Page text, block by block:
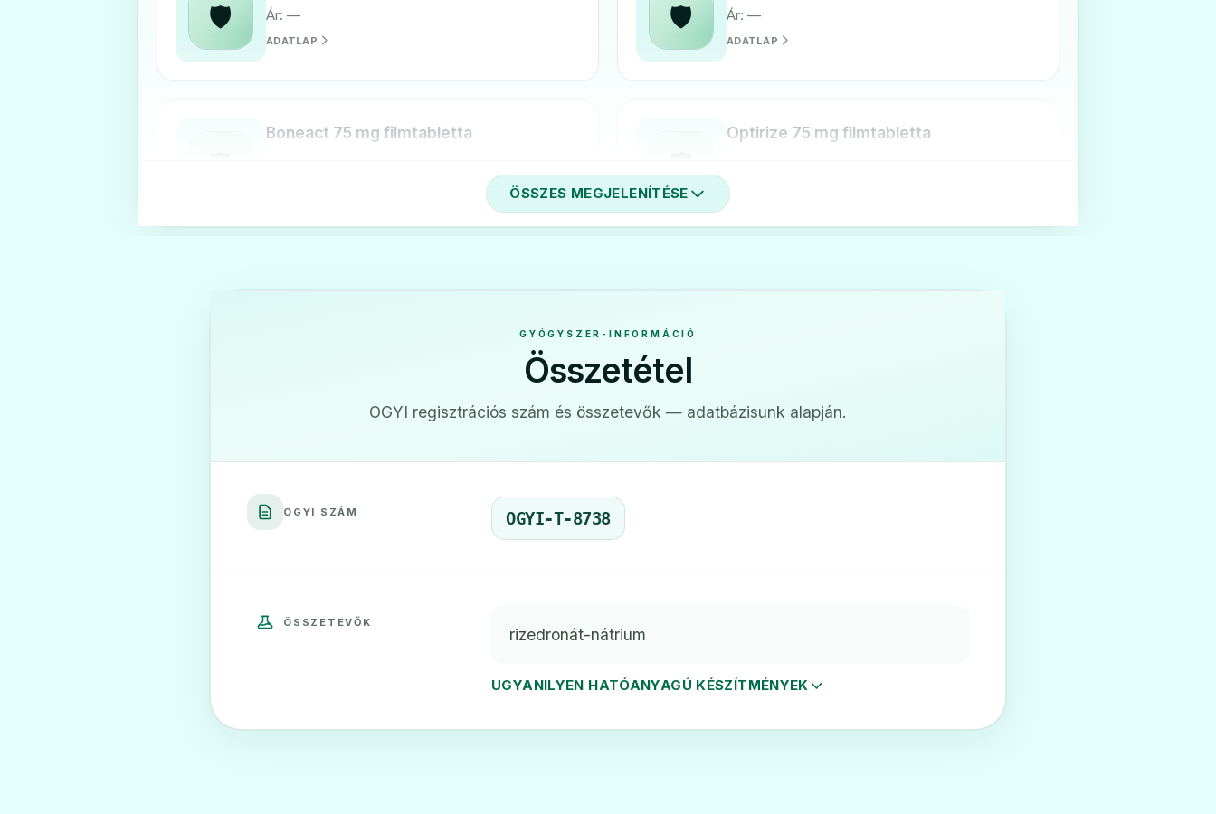
🛡️ Ár: —
ADATLAP
🛡️ Ár: —
ADATLAP
Boneact 75 mg filmtabletta Optirize 75 mg filmtabletta
ADATLAP
ÖSSZES MEGJELENÍTÉSE
GYÓGYSZER-INFORMÁCIÓ
Összetétel
OGYI regisztrációs szám és összetevők — adatbázisunk alapján.
OGYI SZÁM OGYI-T-8738
ÖSSZETEVŐK
rizedronát-nátrium
UGYANILYEN HATÓANYAGÚ KÉSZÍTMÉNYEK